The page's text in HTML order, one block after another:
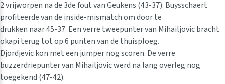
2 vrijworpen na de 3de fout van Geukens (43-37). Buysschaert
profiteerde van de inside-mismatch om door te
drukken naar 45-37. Een verre tweepunter van Mihailjovic bracht
okapi terug tot op 6 punten van de thuisploeg.
Djordjevic kon met een jumper nog scoren. De verre
buzzerdriepunter van Mihailjovic werd na lang overleg nog
toegekend (47-42).